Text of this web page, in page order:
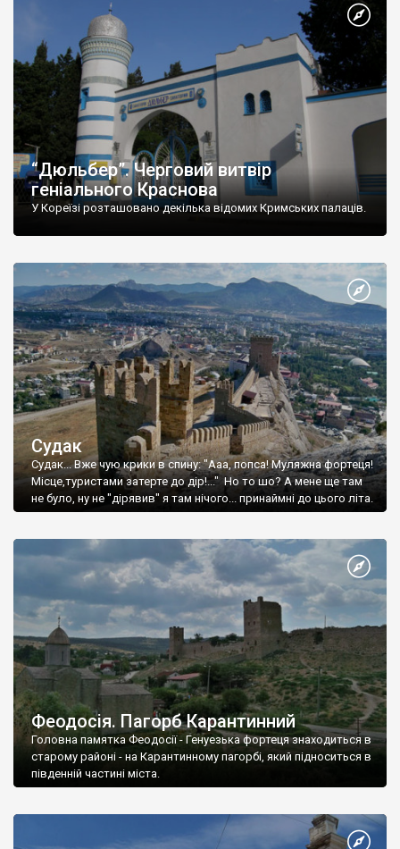
“Дюльбер”. Черговий витвір
геніального Краснова
У Кореїзі розташовано декілька відомих Кримських палаців.
Судак
Судак... Вже чую крики в спину: "Ааа, попса! Муляжна фортеця!
Місце,туристами затерте до дір!..." Но то шо? А мене ще там
не було, ну не "дірявив" я там нічого... принаймні до цього літа.
Феодосія. Пагорб Карантинний
Головна памятка Феодосії - Генуезька фортеця знаходиться в
старому районі - на Карантинному пагорбі, який підноситься в
південній частині міста.